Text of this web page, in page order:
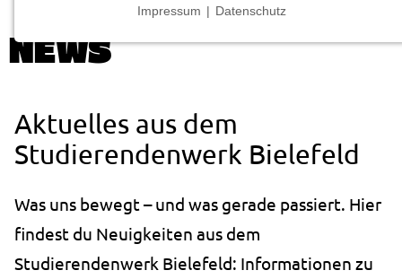
NEWS
Aktuelles aus dem
Studierendenwerk Bielefeld
Was uns bewegt – und was gerade passiert. Hier
findest du Neuigkeiten aus dem
Studierendenwerk Bielefeld: Informationen zu
Notwendige Cookies ermöglichen grundlegende
Cookie Consent
cookie_consent
Anbieter:
studierendenwerk-bielefeld.de
Impressum | Datenschutz